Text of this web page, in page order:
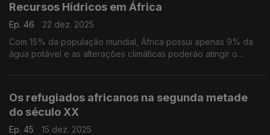
Recursos Hídricos em África
Ep. 46
22 dez. 2025
Com 15% da população mundial, África possui apenas 9% da
água potável e as alterações climáticas poderáo atingir o
Os refugiados africanos na segunda metade
do século XX
Ep. 45
15 dez. 2025